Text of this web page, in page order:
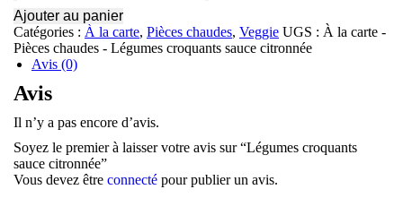
Ajouter au panier
Catégories : À la carte, Pièces chaudes, Veggie UGS : À la carte -
Pièces chaudes - Légumes croquants sauce citronnée
Avis (0)
Avis
Il n’y a pas encore d’avis.
Soyez le premier à laisser votre avis sur “Légumes croquants
sauce citronnée”
Vous devez être connecté pour publier un avis.